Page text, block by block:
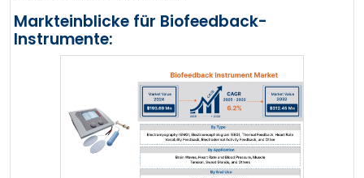
Markteinblicke für Biofeedback-
Instrumente: